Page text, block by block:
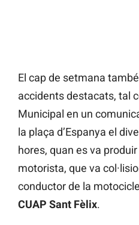
El cap de setmana
accidents destacats, tal
Municipal en un
la plaça d’Espanya el
hores, quan es va
motorista, que va
conductor de la
CUAP Sant Fèlix.